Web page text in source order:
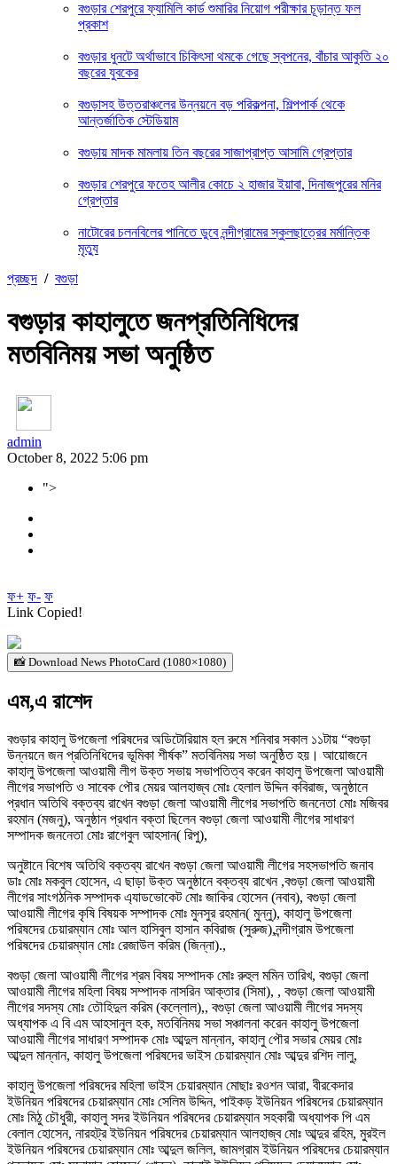
বগুড়ার শেরপুরে ফ্যামিলি কার্ড শুমারির নিয়োগ পরীক্ষার চূড়ান্ত ফল
প্রকাশ
বগুড়ার ধুনটে অর্থাভাবে চিকিৎসা থমকে গেছে স্বপনের, বাঁচার আকুতি ২০
বছরের যুবকের
বগুড়াসহ উত্তরাঞ্চলের উন্নয়নে বড় পরিকল্পনা, শিল্পপার্ক থেকে
আন্তর্জাতিক স্টেডিয়াম
বগুড়ায় মাদক মামলায় তিন বছরের সাজাপ্রাপ্ত আসামি গ্রেপ্তার
বগুড়ার শেরপুরে ফতেহ আলীর কোচে ২ হাজার ইয়াবা, দিনাজপুরের মনির
গ্রেপ্তার
নাটোরের চলনবিলের পানিতে ডুবে নন্দীগ্রামের স্কুলছাত্রের মর্মান্তিক
মৃত্যু
প্রচ্ছদ / বগুড়া
বগুড়ার কাহালুতে জনপ্রতিনিধিদের
মতবিনিময় সভা অনুষ্ঠিত
admin
October 8, 2022 5:06 pm
">
ফ+ ফ- ফ
Link Copied!
📸 Download News PhotoCard (1080×1080)
এম,এ রাশেদ
বগুড়ার কাহালু উপজেলা পরিষদের অডিটোরিয়াম হল রুমে শনিবার সকাল ১১টায় “বগুড়া
উন্নয়নে জন প্রতিনিধিদের ভূমিকা শীর্ষক” মতবিনিময় সভা অনুষ্ঠিত হয়। আয়োজনে
কাহালু উপজেলা আওয়ামী লীগ উক্ত সভায় সভাপতিত্ব করেন কাহালু উপজেলা আওয়ামী
লীগের সভাপতি ও সাবেক পৌর মেয়র আলহাজ্ব মোঃ হেলাল উদ্দিন কবিরাজ, অনুষ্ঠানে
প্রধান অতিথি বক্তব্য রাখেন বগুড়া জেলা আওয়ামী লীগের সভাপতি জননেতা মোঃ মজিবর
রহমান (মজনু), অনুষ্ঠান প্রধান বক্তা ছিলেন বগুড়া জেলা আওয়ামী লীগের সাধারণ
সম্পাদক জননেতা মোঃ রাগেবুল আহসান( রিপু),
অনুষ্টানে বিশেষ অতিথি বক্তব্য রাখেন বগুড়া জেলা আওয়ামী লীগের সহসভাপতি জনাব
ডাঃ মোঃ মকবুল হোসেন, এ ছাড়া উক্ত অনুষ্ঠানে বক্তব্য রাখেন ,বগুড়া জেলা আওয়ামী
লীগের সাংগঠনিক সম্পাদক এ্যাডভোকেট মোঃ জাকির হোসেন (নবাব), বগুড়া জেলা
আওয়ামী লীগের কৃষি বিষয়ক সম্পাদক মোঃ মুনসুর রহমান( মুন্নু), কাহালু উপজেলা
পরিষদের চেয়ারম্যান মোঃ আল হাসিবুল হাসান কবিরাজ (সুরুজ),নন্দীগ্রাম উপজেলা
পরিষদের চেয়ারম্যান মোঃ রেজাউল করিম (জিন্না).,
বগুড়া জেলা আওয়ামী লীগের শ্রম বিষয় সম্পাদক মোঃ রুহুল মমিন তারিখ, বগুড়া জেলা
আওয়ামী লীগের মহিলা বিষয় সম্পাদক নাসরিন আক্তার (সিমা), , বগুড়া জেলা আওয়ামী
লীগের সদস্য মোঃ তৌহিদুল করিম (কল্লোল),, বগুড়া জেলা আওয়ামী লীগের সদস্য
অধ্যাপক এ বি এম আহসানুল হক, মতবিনিময় সভা সঞ্চালনা করেন কাহালু উপজেলা
আওয়ামী লীগের সাধারণ সম্পাদক মোঃ আব্দুল মান্নান, কাহালু পৌর সভার মেয়র মোঃ
আব্দুল মান্নান, কাহালু উপজেলা পরিষদের ভাইস চেয়ারম্যান মোঃ আব্দুর রশিদ লালু,
কাহালু উপজেলা পরিষদের মহিলা ভাইস চেয়ারম্যান মোছাঃ রওশন আরা, বীরকেদার
ইউনিয়ন পরিষদের চেয়ারম্যান মোঃ সেলিম উদ্দিন, পাইকড় ইউনিয়ন পরিষদের চেয়ারম্যান
মোঃ মিঠু চৌধুরী, কাহালু সদর ইউনিয়ন পরিষদের চেয়ারম্যান সহকারী অধ্যাপক পি এম
বেলাল হোসেন, নারহট্র ইউনিয়ন পরিষদের চেয়ারম্যান আলহাজ্ব মোঃ আব্দুর রহিম, মুরইল
ইউনিয়ন পরিষদের চেয়ারম্যান মোঃ আব্দুল জলিল, জামগ্রাম ইউনিয়ন পরিষদের চেয়ারম্যান